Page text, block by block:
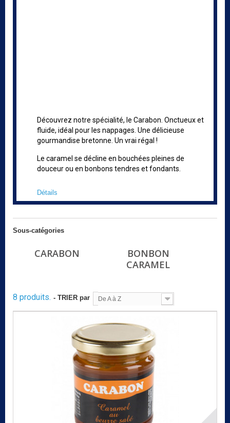
Découvrez notre spécialité, le Carabon. Onctueux et
fluide, idéal pour les nappages. Une délicieuse
gourmandise bretonne. Un vrai régal !
Le caramel se décline en bouchées pleines de
douceur ou en bonbons tendres et fondants.
Détails
Sous-catégories
CARABON
BONBON
CARAMEL
8 produits. - TRIER par De A à Z